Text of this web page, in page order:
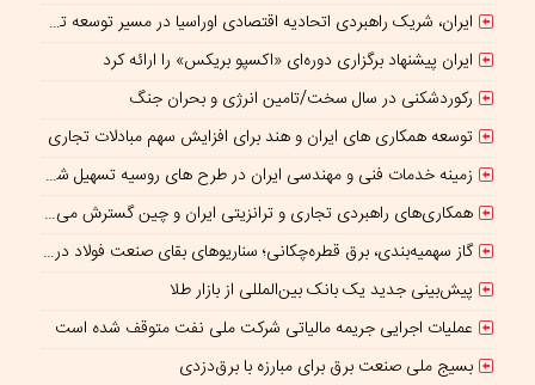
ایران، شریک راهبردی اتحادیه اقتصادی اوراسیا در مسیر توسعه تجارت و همگرایی منطقه‌ای
ایران پیشنهاد برگزاری دوره‌ای «اکسپو بریکس» را ارائه کرد
رکوردشکنی در سال سخت/تامین انرژی و بحران جنگ
توسعه همکاری های ایران و هند برای افزایش سهم مبادلات تجاری
زمینه خدمات فنی و مهندسی ایران در طرح های روسیه تسهیل شود/ جذب سرمایه‌گذاران روسی در معادن ایران
همکاری‌های راهبردی تجاری و ترانزیتی ایران و چین گسترش می یابد
گاز سهمیه‌بندی، برق قطره‌چکانی؛ سناریوهای بقای صنعت فولاد در برزخ ناترازی و ریسک‌های ژئوپلیتیک
پیش‌بینی جدید یک بانک بین‌المللی از بازار طلا
عملیات اجرایی جریمه مالیاتی شرکت ملی نفت متوقف شده است
بسیج ملی صنعت برق برای مبارزه با برق‌دزدی